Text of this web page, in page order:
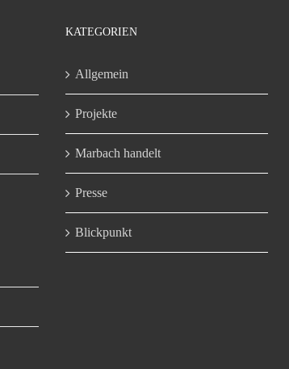
KATEGORIEN
Allgemein
Projekte
Marbach handelt
Presse
Blickpunkt